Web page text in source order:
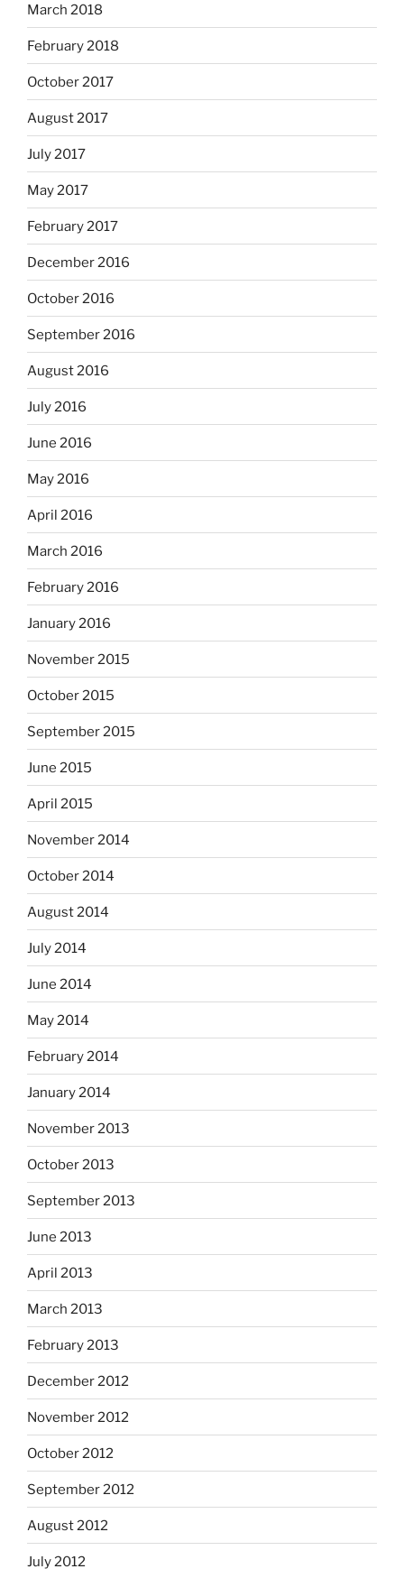
March 2018
February 2018
October 2017
August 2017
July 2017
May 2017
February 2017
December 2016
October 2016
September 2016
August 2016
July 2016
June 2016
May 2016
April 2016
March 2016
February 2016
January 2016
November 2015
October 2015
September 2015
June 2015
April 2015
November 2014
October 2014
August 2014
July 2014
June 2014
May 2014
February 2014
January 2014
November 2013
October 2013
September 2013
June 2013
April 2013
March 2013
February 2013
December 2012
November 2012
October 2012
September 2012
August 2012
July 2012